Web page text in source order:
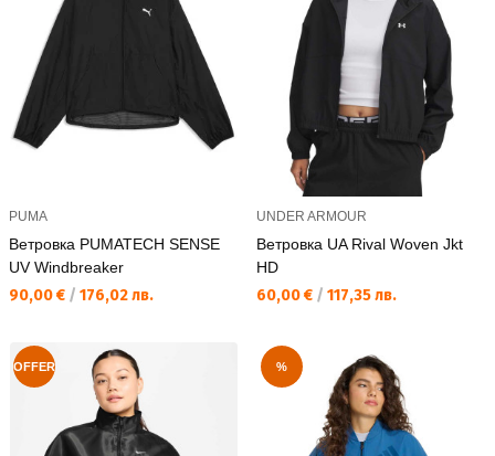
PUMA
Ветровка PUMATECH SENSE
UV Windbreaker
Текуща цена:
90,00 € / 176,02 лв.
UNDER ARMOUR
Ветровка UA Rival Woven Jkt
HD
Текуща цена:
60,00 € / 117,35 лв.
OFFER %